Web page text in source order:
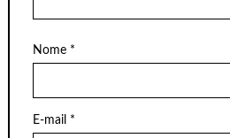
Nome *
E-mail *